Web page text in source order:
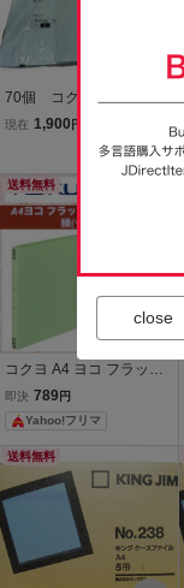
70個 コクヨ ［フ−VS10
B］ フラットファイルS
（ストロングタイプ） A4
縦15mm150枚収容2穴青
フ−VS10B ファイル 事
務 会社 テスト
現在 1,900 円
送料無料
コクヨ A4 ヨコ フラット
ファイル V グリーン 10冊
セット 新品 A4-E 緑 フ‐V
製
即決 789 円
Yahoo!フリマ
送料無料
close